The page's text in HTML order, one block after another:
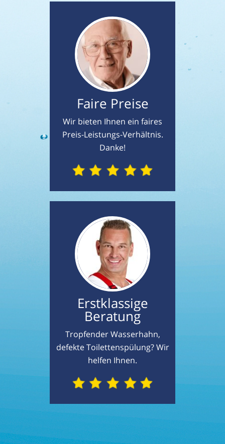
Faire Preise
Wir bieten Ihnen ein faires
Preis-Leistungs-Verhältnis.
Danke!
Erstklassige
Beratung
Tropfender Wasserhahn,
defekte Toilettenspülung? Wir
helfen Ihnen.